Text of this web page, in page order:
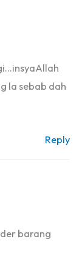
la sebab dah
Reply
barang